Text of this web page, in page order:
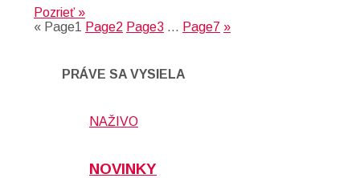
Pozrieť »
« Page1 Page2 Page3 … Page7 »
PRÁVE SA VYSIELA
NAŽIVO
NOVINKY